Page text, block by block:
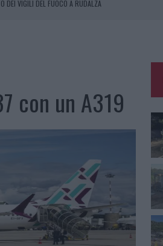
DEI VIGILI DEL FUOCO A RUDALZA
con un A319